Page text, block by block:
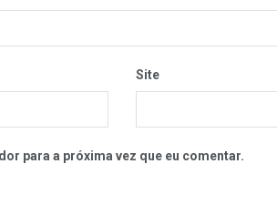
Site
para a próxima vez que eu comentar.